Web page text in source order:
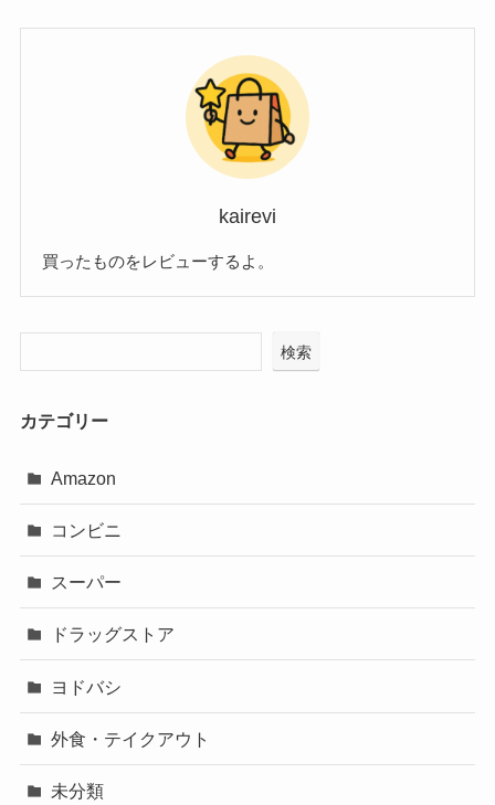
kairevi
買ったものをレビューするよ。
検索
カテゴリー
Amazon
コンビニ
スーパー
ドラッグストア
ヨドバシ
外食・テイクアウト
未分類